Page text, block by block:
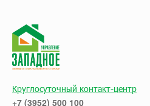
Круглосуточный контакт-центр
+7 (3952) 500 100